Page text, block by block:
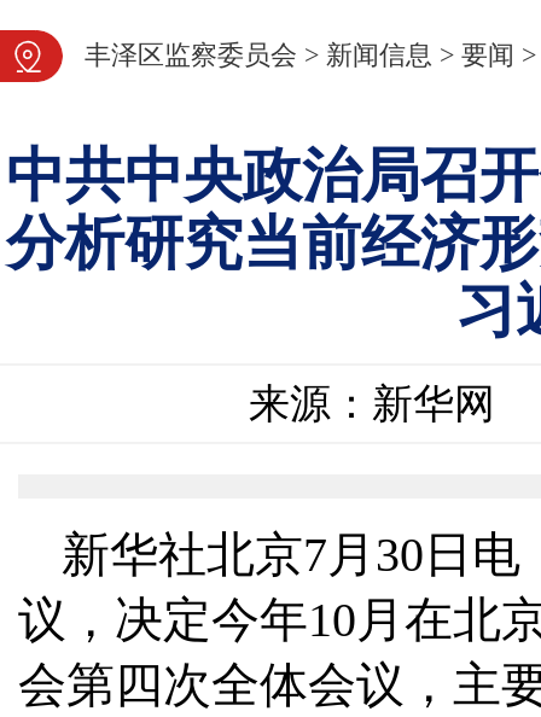
图片新闻
丰泽区监察委员会 > 新闻信息 > 要闻 >
中共中央政治局召
分析研究当前经济
习
来源：新华网
新华社北京7月30日
议，决定今年10月在北
会第四次全体会议，主